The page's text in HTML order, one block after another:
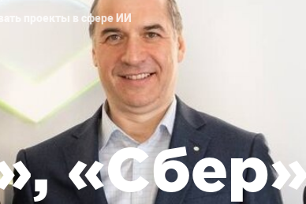
проекты в сфере ИИ